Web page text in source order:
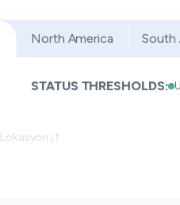
North America South
STATUS THRESHOLDS:
Lokasyon